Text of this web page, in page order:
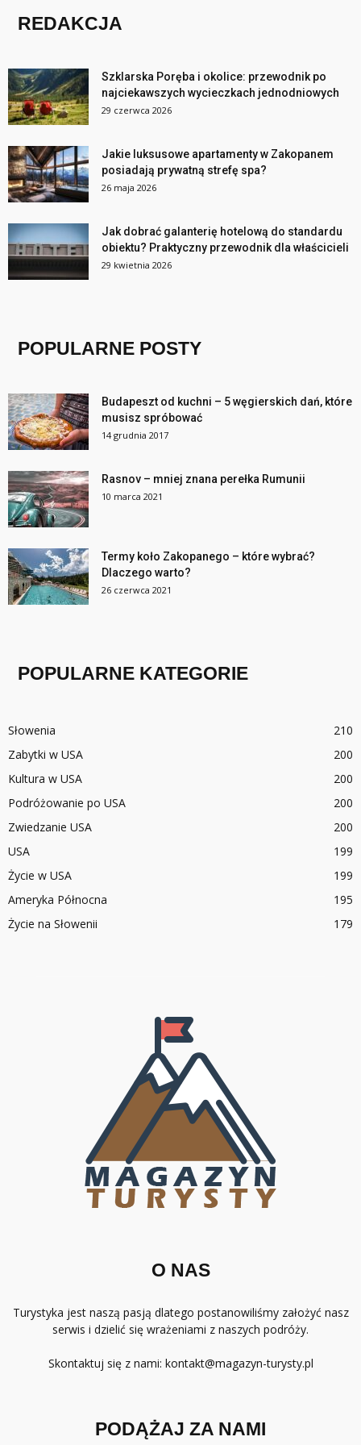
REDAKCJA
Szklarska Poręba i okolice: przewodnik po
najciekawszych wycieczkach jednodniowych
29 czerwca 2026
Jakie luksusowe apartamenty w Zakopanem
posiadają prywatną strefę spa?
26 maja 2026
Jak dobrać galanterię hotelową do standardu
obiektu? Praktyczny przewodnik dla właścicieli
29 kwietnia 2026
POPULARNE POSTY
Budapeszt od kuchni – 5 węgierskich dań, które
musisz spróbować
14 grudnia 2017
Rasnov – mniej znana perełka Rumunii
10 marca 2021
Termy koło Zakopanego – które wybrać?
Dlaczego warto?
26 czerwca 2021
POPULARNE KATEGORIE
Słowenia
210
Zabytki w USA
200
Kultura w USA
200
Podróżowanie po USA
200
Zwiedzanie USA
200
USA
199
Życie w USA
199
Ameryka Północna
195
Życie na Słowenii
179
O NAS
Turystyka jest naszą pasją dlatego postanowiliśmy założyć nasz
serwis i dzielić się wrażeniami z naszych podróży.
Skontaktuj się z nami: kontakt@magazyn-turysty.pl
PODĄŻAJ ZA NAMI